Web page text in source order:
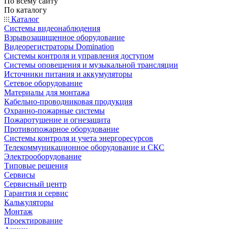
По каталогу
Каталог
Системы видеонаблюдения
Взрывозащищенное оборудование
Видеорегистраторы Domination
Системы контроля и управления доступом
Системы оповещения и музыкальной трансляции
Источники питания и аккумуляторы
Сетевое оборудование
Материалы для монтажа
Кабельно-проводниковая продукция
Охранно-пожарные системы
Пожаротушение и огнезащита
Противопожарное оборудование
Системы контроля и учета энергоресурсов
Телекоммуникационное оборудование и СКС
Электрооборудование
Типовые решения
Сервисы
Сервисный центр
Гарантия и сервис
Калькуляторы
Монтаж
Проектирование